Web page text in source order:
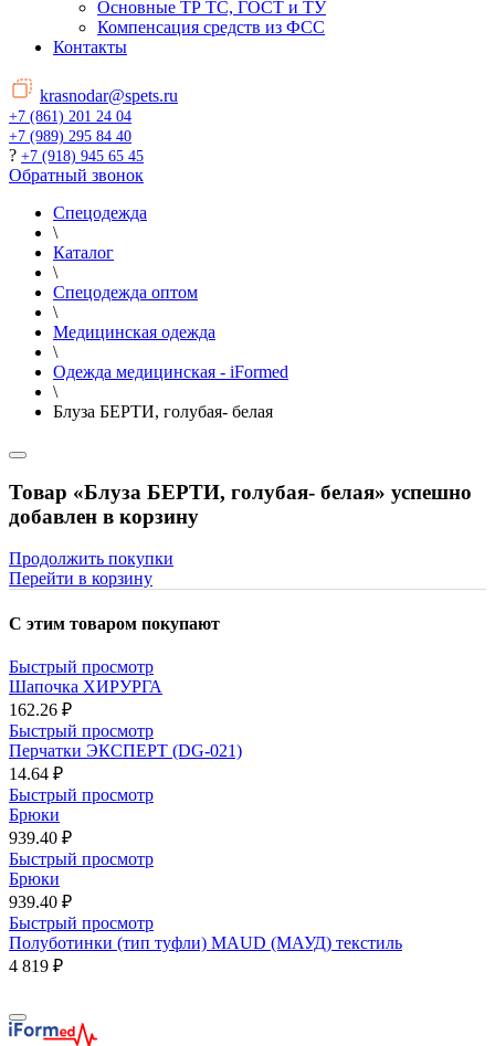
Основные ТР ТС, ГОСТ и ТУ
Компенсация средств из ФСС
Контакты
krasnodar@spets.ru
+7 (861) 201 24 04
+7 (989) 295 84 40
? +7 (918) 945 65 45
Обратный звонок
Спецодежда
\
Каталог
\
Спецодежда оптом
\
Медицинская одежда
\
Одежда медицинская - iFormed
\
Блуза БЕРТИ, голубая- белая
Товар «Блуза БЕРТИ, голубая- белая» успешно
добавлен в корзину
Продолжить покупки
Перейти в корзину
С этим товаром покупают
Быстрый просмотр
Шапочка ХИРУРГА
162.26 ₽
Быстрый просмотр
Перчатки ЭКСПЕРТ (DG-021)
14.64 ₽
Быстрый просмотр
Брюки
939.40 ₽
Быстрый просмотр
Брюки
939.40 ₽
Быстрый просмотр
Полуботинки (тип туфли) MAUD (МАУД) текстиль
4 819 ₽